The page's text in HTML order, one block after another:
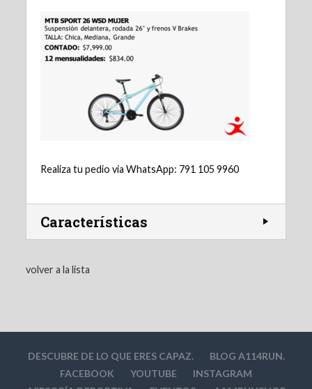
Realiza tu pedio via WhatsApp: 791 105 9960
Características
volver a la lista
DESCUBRE DE LO QUE ERES CAPAZ.
BLOG A114RUN.
FACEBOOK
YOUTUBE
INSTAGRAM